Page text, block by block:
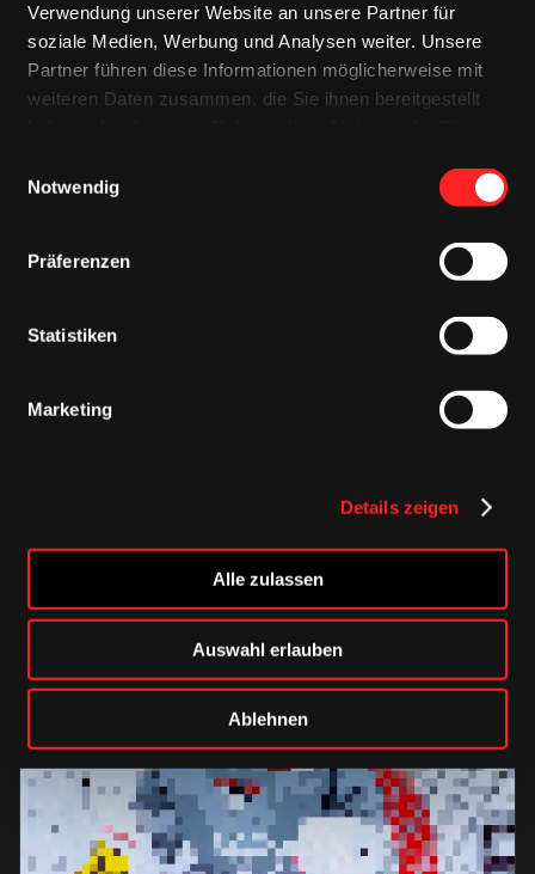
Verwendung unserer Website an unsere Partner für
soziale Medien, Werbung und Analysen weiter. Unsere
Partner führen diese Informationen möglicherweise mit
weiteren Daten zusammen, die Sie ihnen bereitgestellt
Notwendig
Präferenzen
Statistiken
Marketing
Details zeigen
Alle zulassen
Auswahl erlauben
Ablehnen